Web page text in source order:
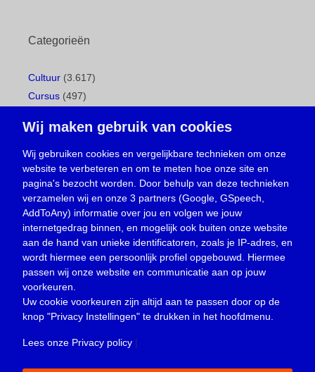
Categorieën
Cultuur (3.617)
Cursus (497)
Gemeentepagina(104)
Ingezonden brief(538)
Media(156)
Nieuws (23.329)
Oproep(734)
Overlijden(39)
Podcast(18)
prijsvraag (5)
Religie (1.438)
Service(226)
Wij maken gebruik van cookies
Wij gebruiken cookies en vergelijkbare technieken om onze
website te verbeteren en om te meten hoe onze site en
pagina's bezocht worden. Door behulp van deze technieken
verzamelen wij en onze 3 partners (Google, GSpeech,
AddToAny) informatie over jou en volgen we jouw
internetgedrag binnen, en mogelijk ook buiten onze website
aan de hand van unieke identificatoren, zoals je IP-adres, en
wordt hiermee een persoonlijk profiel opgebouwd. Hiermee
passen wij onze website en communicatie aan op jouw
voorkeuren.
Uw cookie voorkeuren zijn altijd aan te passen door op de
knop "Privacy Instellingen" te drukken in het hoofdmenu.
Lees onze Privacy policy |